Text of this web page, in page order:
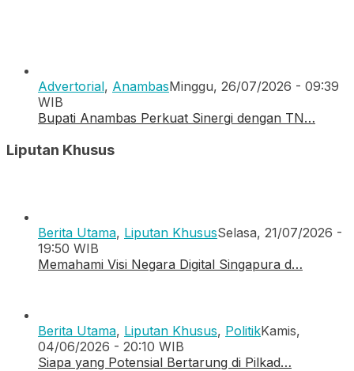
Advertorial, AnambasMinggu, 26/07/2026 - 09:39
WIB
Bupati Anambas Perkuat Sinergi dengan TN…
Liputan Khusus
Berita Utama, Liputan KhususSelasa, 21/07/2026 -
19:50 WIB
Memahami Visi Negara Digital Singapura d…
Berita Utama, Liputan Khusus, PolitikKamis,
04/06/2026 - 20:10 WIB
Siapa yang Potensial Bertarung di Pilkad…